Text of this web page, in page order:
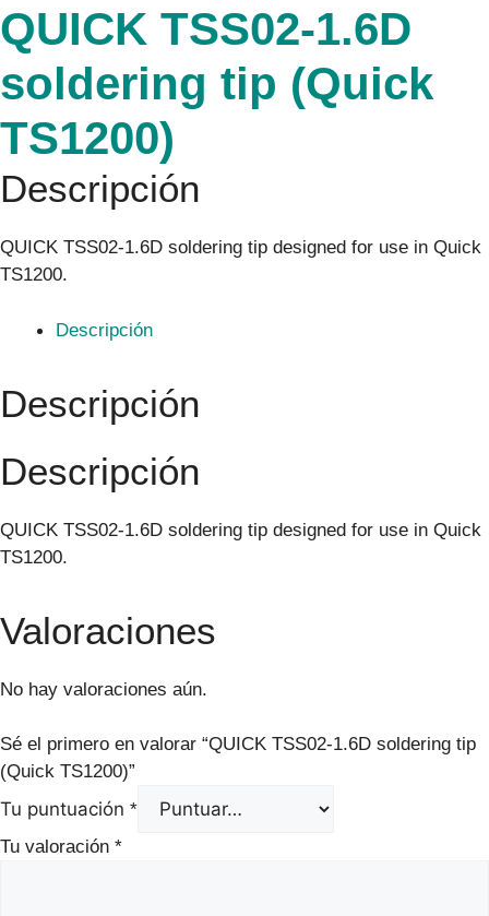
QUICK TSS02-1.6D
soldering tip (Quick
TS1200)
Descripción
QUICK TSS02-1.6D soldering tip designed for use in Quick
TS1200.
Descripción
Descripción
Descripción
QUICK TSS02-1.6D soldering tip designed for use in Quick
TS1200.
Valoraciones
No hay valoraciones aún.
Sé el primero en valorar “QUICK TSS02-1.6D soldering tip
(Quick TS1200)”
Tu puntuación *
Tu valoración *